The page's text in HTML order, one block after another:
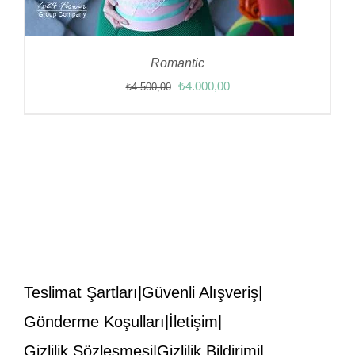
Romantic
₺4.500,00
Orijinal
₺4.000,00Şu
Teslimat Şartları Güvenli Alışveriş
Gönderme Koşulları İletişim
Gizlilik Sözleşmesi Gizlilik Bildirimi